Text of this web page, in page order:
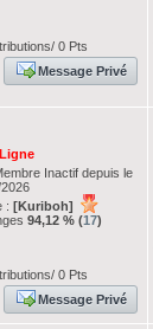
0 Pts
Message Privé
Inactif depuis le
: [Kuriboh]
94,12 % (17)
0 Pts
Message Privé